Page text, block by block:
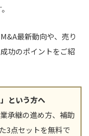
最新動向や、売り
功のポイントをご紹
という方へ
承継の進め方、補助
3点セットを無料で